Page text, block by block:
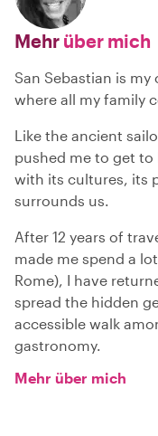
Mehr über mich
San Sebastian is my
where all my family
Like the ancient
pushed me to get
with its cultures, its
surrounds us.
After 12 years of
made me spend a
Rome), I have
spread the hidden
accessible walk
gastronomy.
Mehr über mich